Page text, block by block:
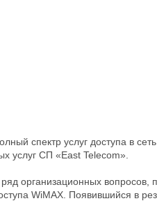
спектр услуг доступа в
услуг СП «East Telecom».
организационных вопросов,
WiMAX. Появившийся в